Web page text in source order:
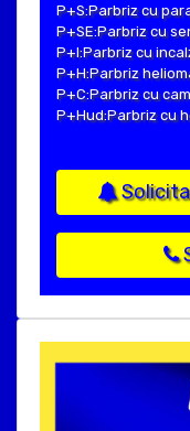
P+S:Parbriz cu
P+SE:Parbriz cu
P+I:Parbriz cu
P+H:Parbriz
P+C:Parbriz cu
P+Hud:Parbriz cu
Solicita